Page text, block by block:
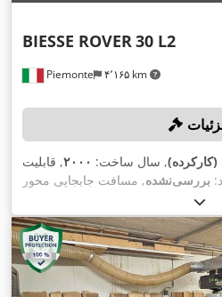
Piemonte ۴٬۱۶۵ km
BIESSE ROVER30 L2
, سال ساخت: ۲۰۰۰, قابلیت
بررسی‌نشده
دقیقه, نرخ تغذیه محور Y:
چرخش:
۲۰٬۰۰۰ دور/دقیقه,